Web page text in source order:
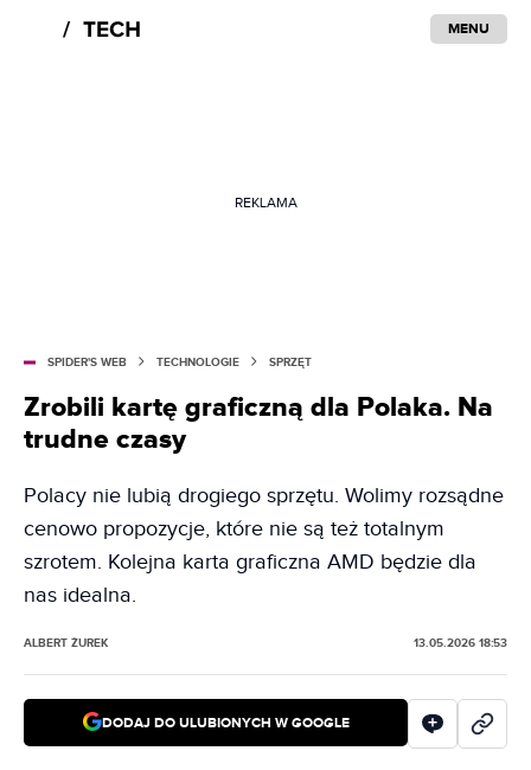
MENU
REKLAMA
SPIDER'S WEB TECHNOLOGIE SPRZĘT
Zrobili kartę graficzną dla Polaka. Na
trudne czasy
Polacy nie lubią drogiego sprzętu. Wolimy rozsądne
cenowo propozycje, które nie są też totalnym
szrotem. Kolejna karta graficzna AMD będzie dla
nas idealna.
ALBERT ŻUREK 13.05.2026 18:53
DODAJ DO ULUBIONYCH W GOOGLE